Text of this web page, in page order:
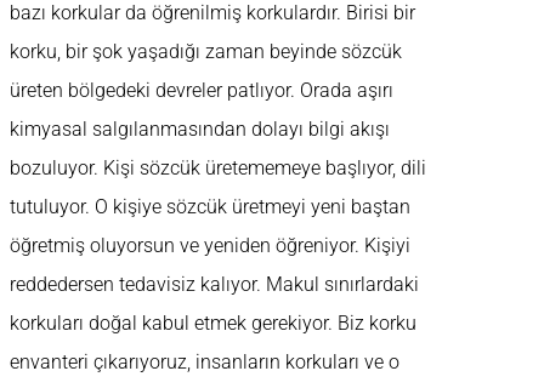
bazı korkular da öğrenilmiş korkulardır. Birisi bir
korku, bir şok yaşadığı zaman beyinde sözcük
üreten bölgedeki devreler patlıyor. Orada aşırı
kimyasal salgılanmasından dolayı bilgi akışı
bozuluyor. Kişi sözcük üretememeye başlıyor, dili
tutuluyor. O kişiye sözcük üretmeyi yeni baştan
öğretmiş oluyorsun ve yeniden öğreniyor. Kişiyi
reddedersen tedavisiz kalıyor. Makul sınırlardaki
korkuları doğal kabul etmek gerekiyor. Biz korku
envanteri çıkarıyoruz, insanların korkuları ve o